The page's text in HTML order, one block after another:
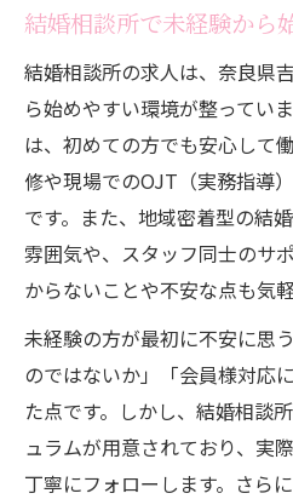
地元で叶える結婚
結婚相談所での正社
結婚相談所業界で成
女性が結婚相談所
結婚相談所の仕事に挑
女性が結婚相談所
結婚相談所求人で
結婚相談所で女性が
未経験女性でも安
結婚相談所の現場で
柔軟なシフトが魅力の
結婚相談所で選べ
結婚相談所で未経験から
結婚相談所の求人は、奈良県
ら始めやすい環境が整ってい
は、初めての方でも安心して
修や現場でのOJT（実務指導
です。また、地域密着型の結
雰囲気や、スタッフ同士のサ
からないことや不安な点も気
未経験の方が最初に不安に思
のではないか」「会員様対応
た点です。しかし、結婚相談
ュラムが用意されており、実
丁寧にフォローします。さら